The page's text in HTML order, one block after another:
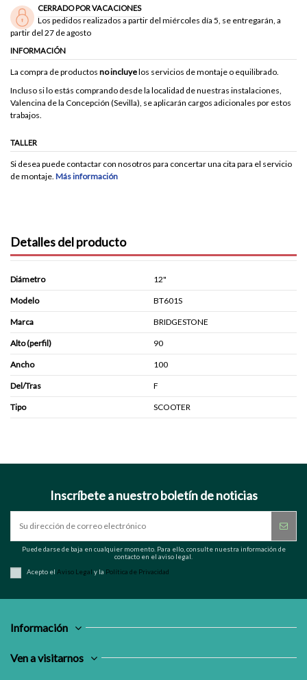
CERRADO POR VACACIONES
Los pedidos realizados a partir del miércoles día 5, se entregarán, a
partir del 27 de agosto
INFORMACIÓN
La compra de productos no incluyelos servicios de montaje o equilibrado.
Incluso si lo estás comprando desde la localidad de nuestras instalaciones,
Valencina de la Concepción (Sevilla), se aplicarán cargos adicionales por estos
trabajos.
TALLER
Si desea puede contactar con nosotros para concertar una cita para el servicio
de montaje. Más información
Detalles del producto
Diámetro 12"
Modelo BT601S
Marca BRIDGESTONE
Alto (perfil) 90
Ancho 100
Del/Tras F
Tipo SCOOTER
Inscríbete a nuestro boletín de noticias
Puede darse de baja en cualquier momento. Para ello, consulte nuestra información de
contacto en el aviso legal.
Acepto el Aviso Legal y la Política de Privacidad
Información
Ven a visitarnos